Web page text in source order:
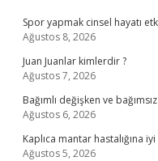
Spor yapmak cinsel hayatı
Ağustos 8, 2026
Juan Juanlar kimlerdir ?
Ağustos 7, 2026
Bağımlı değişken ve
Ağustos 6, 2026
Kaplıca mantar hastalığına
Ağustos 5, 2026